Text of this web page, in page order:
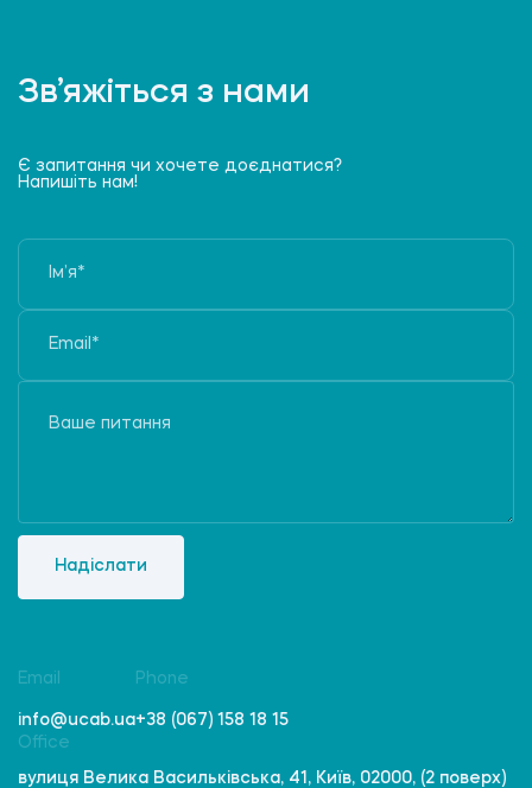
Зв’яжіться з нами
Є запитання чи хочете доєднатися?
Напишіть нам!
Надіслати
Email
info@ucab.ua
Phone
+38 (067) 158 18 15
Office
вулиця Велика Васильківська, 41, Київ, 02000, (2 поверх)